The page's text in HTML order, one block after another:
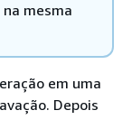
mesma
em uma
Depois